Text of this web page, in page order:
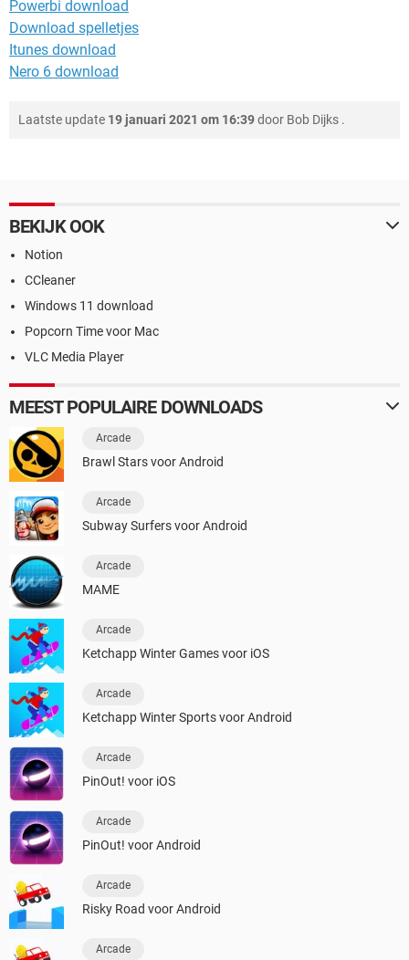
Powerbi download
Download spelletjes
Itunes download
Nero 6 download
Laatste update 19 januari 2021 om 16:39door Bob Dijks .
BEKIJK OOK
Notion
CCleaner
Windows 11 download
Popcorn Time voor Mac
VLC Media Player
MEEST POPULAIRE DOWNLOADS
Arcade
Brawl Stars voor Android
Arcade
Subway Surfers voor Android
Arcade
MAME
Arcade
Ketchapp Winter Games voor iOS
Arcade
Ketchapp Winter Sports voor Android
Arcade
PinOut! voor iOS
Arcade
PinOut! voor Android
Arcade
Risky Road voor Android
Arcade